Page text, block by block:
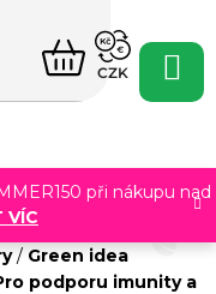
při nákupu nad
VÍC
NÁKUPNÍ
KOŠÍK
CZK
/ Green idea
podporu imunity a